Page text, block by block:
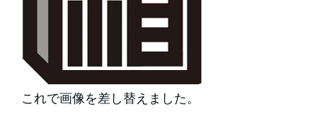
これで画像を差し替えました。